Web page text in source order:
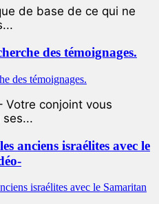
de base de ce qui ne
des témoignages.
Votre conjoint vous
anciens israélites avec le